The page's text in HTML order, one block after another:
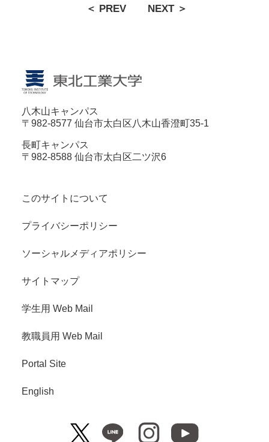
＜ PREV NEXT ＞
八木山キャンパス
〒982-8577 仙台市太白区八木山香澄町35-1
長町キャンパス
〒982-8588 仙台市太白区二ツ沢6
このサイトについて
プライバシーポリシー
ソーシャルメディアポリシー
サイトマップ
学生用 Web Mail
教職員用 Web Mail
Portal Site
English